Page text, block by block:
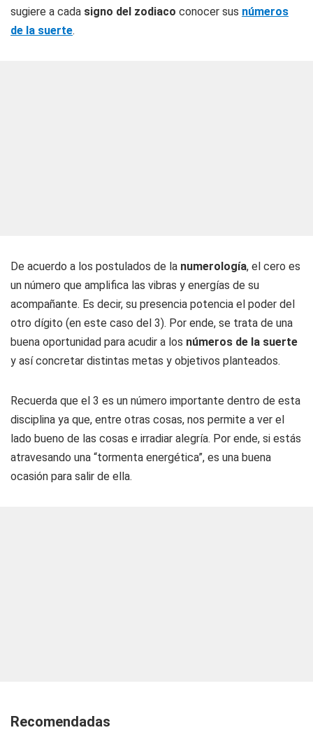
sugiere a cada signo del zodiaco conocer sus números
de la suerte.
De acuerdo a los postulados de la numerología, el cero es
un número que amplifica las vibras y energías de su
acompañante. Es decir, su presencia potencia el poder del
otro dígito (en este caso del 3). Por ende, se trata de una
buena oportunidad para acudir a los números de la suerte
y así concretar distintas metas y objetivos planteados.
Recuerda que el 3 es un número importante dentro de esta
disciplina ya que, entre otras cosas, nos permite a ver el
lado bueno de las cosas e irradiar alegría. Por ende, si estás
atravesando una “tormenta energética”, es una buena
ocasión para salir de ella.
Recomendadas